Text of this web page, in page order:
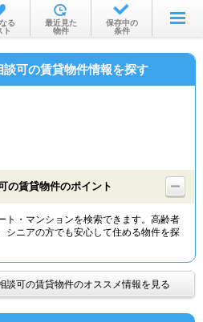
屋を探す
沿線・駅から
物件特集から
TOP
る
ト
最近見た
物件
保存中の
条件
可の賃貸物件情報を探す
の賃貸物件のポイント
ト・マンションを検索できます。高齢者
シニアの方でも安心して住める物件を探
談可の賃貸物件のオススメ情報を見る